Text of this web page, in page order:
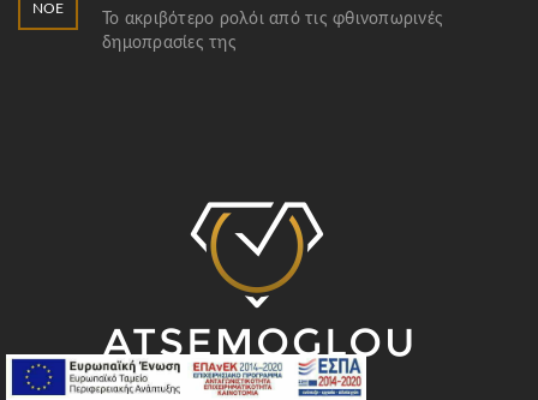
ΝΟΈ
Το ακριβότερο ρολόι από τις φθινοπωρινές
δημοπρασίες της